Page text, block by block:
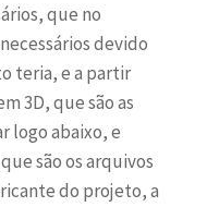
que no
devido
teria, e a partir
3D, que são as
logo abaixo, e
são os arquivos
do projeto, a